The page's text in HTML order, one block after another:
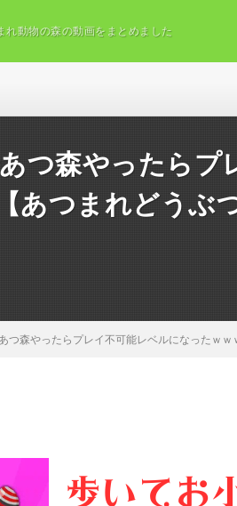
れ動物の森の動画をまとめました
つ森やったらプ
あつまれどうぶ
つ森やったらプレイ不可能レベルになったｗｗ